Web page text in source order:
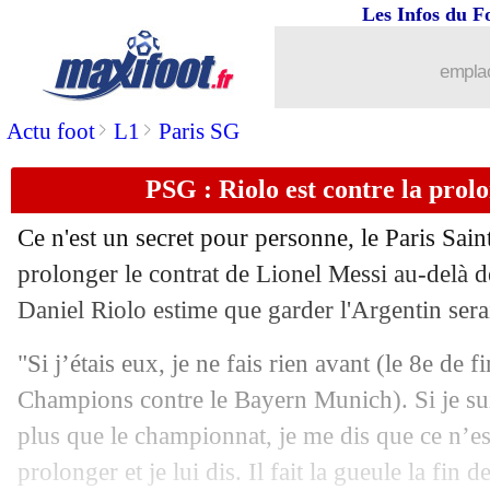
Actu foot> L1 > Paris SG
Les Infos du
PSG : Riolo est contre la
Ce n'est un secret pour personne, le Paris
prolonger le contrat de Lionel Messi au-delà
Daniel Riolo estime que garder l'Argentin
"Si j’étais eux, je ne fais rien avant (le 8e de
Champions contre le Bayern Munich). Si je
plus que le championnat, je me dis que ce
prolonger et je lui dis. Il fait la gueule la fin
Man City : un ancien Red joue la
07/02 Fiorentina: Chelsea a tenté Amrabat
07/02 Chelsea: un membre des All Blacks
07/02 Lens: F. Haise - "pas là pour se taire"
07/02 Sondage MF: Varane, une décision
07/02 Lille : Ismaily absent 2 mois